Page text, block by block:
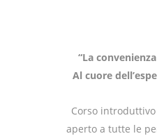
“La
Al cuore
Corso
aperto a tutte le